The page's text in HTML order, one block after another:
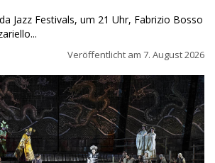
Jazz Festivals, um 21 Uhr, Fabrizio Bosso
Veröffentlicht am 7. August 2026